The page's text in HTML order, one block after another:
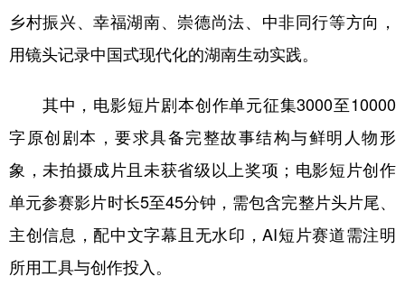
北京 天津 河北 山西
辽宁 吉林 上海
山东 河南 湖北 湖南
广东 广西 海南 重庆
四川 贵州 云南 西藏
陕西 甘肃 青海 宁夏
新疆 内蒙古
乡村振兴、幸福湖南、崇德尚法、中非同行等方向，
用镜头记录中国式现代化的湖南生动实践。
其中，电影短片剧本创作单元征集3000至10000
字原创剧本，要求具备完整故事结构与鲜明人物形
象，未拍摄成片且未获省级以上奖项；电影短片创作
单元参赛影片时长5至45分钟，需包含完整片头片尾、
主创信息，配中文字幕且无水印，AI短片赛道需注明
所用工具与创作投入。